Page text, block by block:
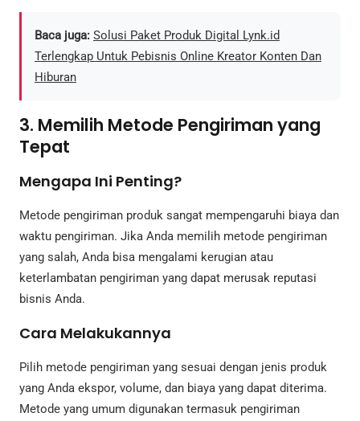
Baca juga: Solusi Paket Produk Digital Lynk.id
Terlengkap Untuk Pebisnis Online Kreator Konten Dan
Hiburan
3. Memilih Metode Pengiriman yang
Tepat
Mengapa Ini Penting?
Metode pengiriman produk sangat mempengaruhi biaya dan
waktu pengiriman. Jika Anda memilih metode pengiriman
yang salah, Anda bisa mengalami kerugian atau
keterlambatan pengiriman yang dapat merusak reputasi
bisnis Anda.
Cara Melakukannya
Pilih metode pengiriman yang sesuai dengan jenis produk
yang Anda ekspor, volume, dan biaya yang dapat diterima.
Metode yang umum digunakan termasuk pengiriman